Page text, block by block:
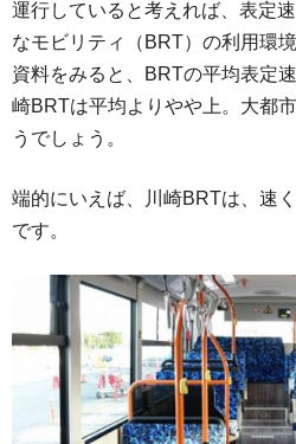
運行していると考えれば、表定
なモビリティ（BRT）の利用環
資料をみると、BRTの平均表定
崎BRTは平均よりやや上。大都
うでしょう。
端的にいえば、川崎BRTは、速
です。